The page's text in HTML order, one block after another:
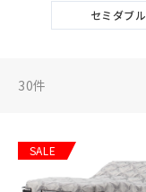
セミダブル
30件
SALE